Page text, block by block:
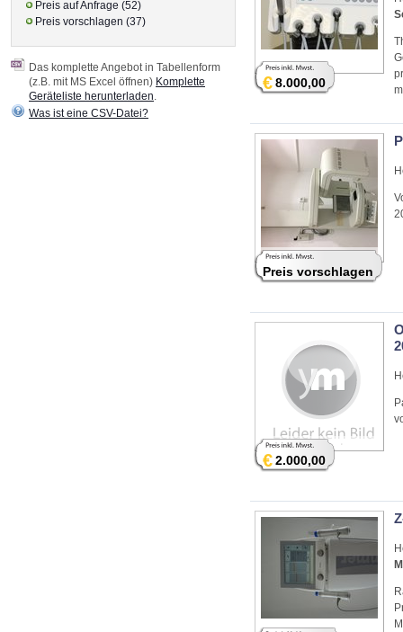
€8.000,00
Preis vorschlagen
€2.000,00
Preis auf Anfrage (52)
Preis vorschlagen (37)
Das komplette Angebot in Tabellenform
(z.B. mit MS Excel öffnen) Komplette
Geräteliste herunterladen.
Was ist eine CSV-Datei?